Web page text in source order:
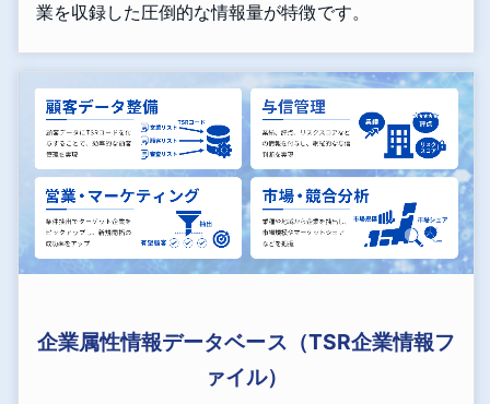
業を収録した圧倒的な情報量が特徴です。
企業属性情報データベース（TSR企業情報フ
ァイル）